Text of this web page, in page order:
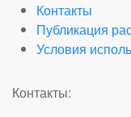
Контакты
Публикация
Условия
Контакты: